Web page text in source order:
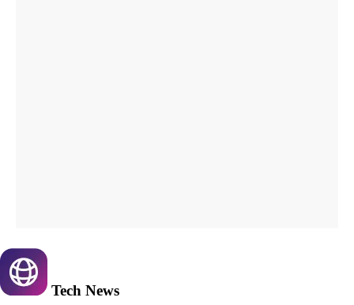
Tech News